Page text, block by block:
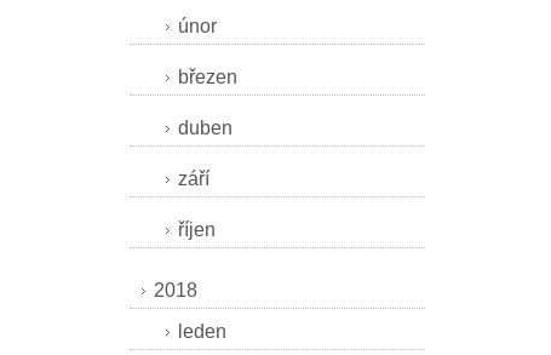
únor
březen
duben
září
říjen
2018
leden